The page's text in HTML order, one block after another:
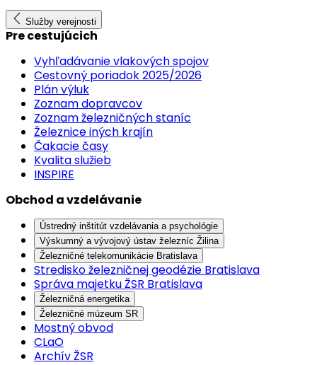
Služby verejnosti
Pre cestujúcich
Vyhľadávanie vlakových spojov
Cestovný poriadok 2025/2026
Plán výluk
Zoznam dopravcov
Zoznam železničných staníc
Železnice iných krajín
Čakacie časy
Kvalita služieb
INSPIRE
Obchod a vzdelávanie
Ústredný inštitút vzdelávania a psychológie
Výskumný a vývojový ústav železníc Žilina
Železničné telekomunikácie Bratislava
Stredisko železničnej geodézie Bratislava
Správa majetku ŽSR Bratislava
Železničná energetika
Železničné múzeum SR
Mostný obvod
CLaO
Archív ŽSR